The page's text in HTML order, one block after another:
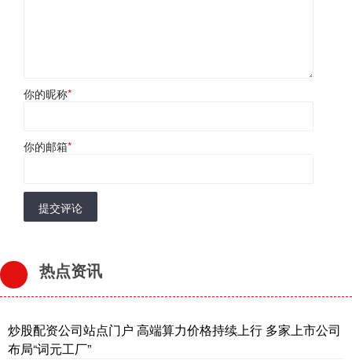
你的昵称*
你的邮箱*
提交评论
热点资讯
炒股配资公司站点门户 高端算力价格持续上行 多家上市公司
布局“词元工厂”